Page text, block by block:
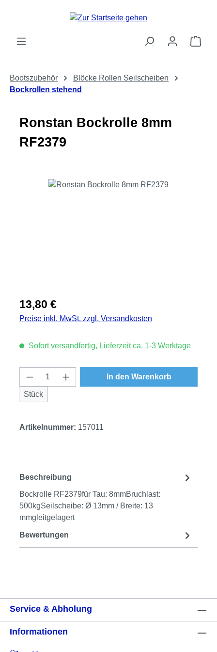
Zum Hauptinhalt springen
Bootszubehör
Blöcke Rollen Seilscheiben
Bockrollen stehend
Ronstan Bockrolle 8mm
RF2379
Bildergalerie überspringen
Regulärer Preis:
13,80 €
Preise inkl. MwSt. zzgl. Versandkosten
Sofort versandfertig, Lieferzeit ca. 1-3 Werktage
Produkt Anzahl: Gib den gewünschten
Stück
In den Warenkorb
Artikelnummer: 157011
Beschreibung
Bockrolle RF2379für Tau: 8mmBruchlast:
500kgSeilscheibe: Ø 13mm / Breite: 13
mmgleitgelagert
Bewertungen
Service & Abholung
Informationen